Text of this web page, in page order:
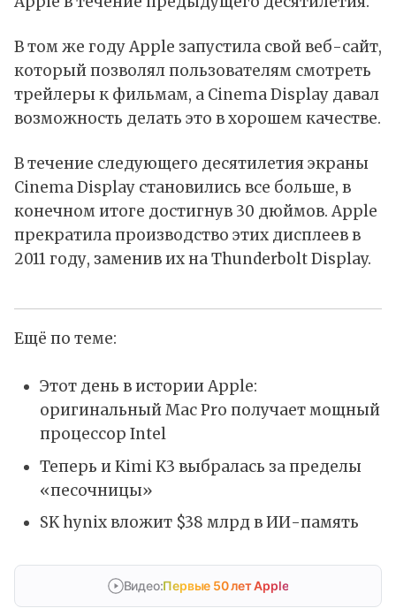
В том же году Apple запустила свой веб-сайт,
который позволял пользователям смотреть
трейлеры к фильмам, а Cinema Display давал
возможность делать это в хорошем качестве.
В течение следующего десятилетия экраны
Cinema Display становились все больше, в
конечном итоге достигнув 30 дюймов. Apple
прекратила производство этих дисплеев в
2011 году, заменив их на Thunderbolt Display.
Ещё по теме:
Этот день в истории Apple:
оригинальный Mac Pro получает мощный
процессор Intel
Теперь и Kimi K3 выбралась за пределы
«песочницы»
SK hynix вложит $38 млрд в ИИ-память
Видео:Первые 50 лет Apple